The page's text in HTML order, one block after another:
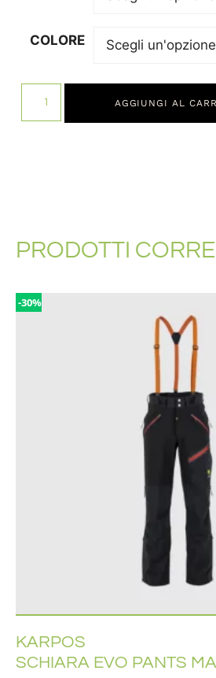
COLORE
AGGIUNGI AL
PRODOTTI
-30%
KARPOS
SCHIARA EVO PANTS